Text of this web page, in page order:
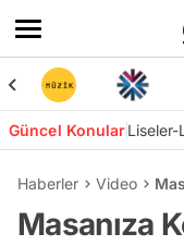
Güncel KonularLiseler-
Haberler Video
Masanıza